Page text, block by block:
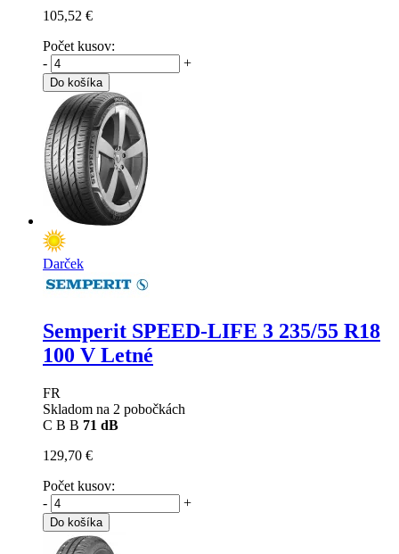
105,52 €
Počet kusov:
-
+
Do košíka
Darček
Semperit SPEED-LIFE 3 235/55 R18
100 V Letné
FR
Skladom na 2 pobočkách
C B B 71 dB
129,70 €
Počet kusov:
-
+
Do košíka